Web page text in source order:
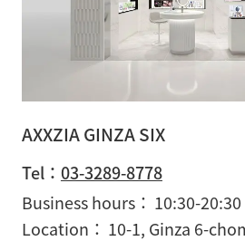
AXXZIA GINZA SIX
Tel： 03-3289-8778
Business hours
10:30-20:30
Location
10-1, Ginza 6-